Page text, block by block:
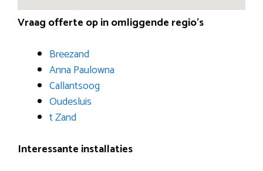
Vraag offerte op in omliggende regio’s
Breezand
Anna Paulowna
Callantsoog
Oudesluis
t Zand
Interessante installaties